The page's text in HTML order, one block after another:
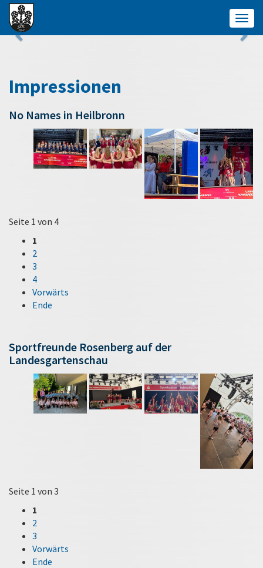
Impressionen
No Names in Heilbronn
Seite 1 von 4
1
2
3
4
Vorwärts
Ende
Sportfreunde Rosenberg auf der
Landesgartenschau
Seite 1 von 3
1
2
3
Vorwärts
Ende